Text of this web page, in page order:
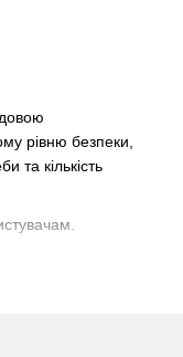
рівню безпеки,
та кількість